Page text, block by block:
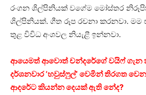
රංගන ශිල්පිනියක් වගේම මෝස්‌තර
ශිල්පිනියක්. ගීත රූප රචනා කරනවා. මම
තුළ විවිධ අංශවල නියැළී ඉන්නවා.‍
ආයෙමත් ආවොත් චන්දරේගේ වයිෆ් ගැන
දර්ශනවාර ‘හවුස්ෆුල්‘ වෙමින් තිරගත
ආදරේට කියන්න දෙයක් ඇති නේද?